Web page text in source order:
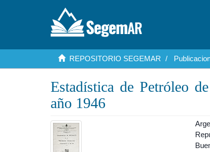
REPOSITORIO SEGEMAR
Estadística de Petróleo
año 1946